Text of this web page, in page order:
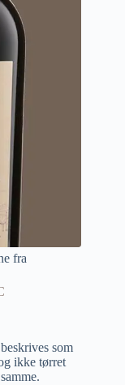
fra
som
ikke tørret